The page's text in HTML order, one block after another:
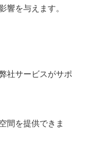
響を与えます。
社サービスがサポ
間を提供できま